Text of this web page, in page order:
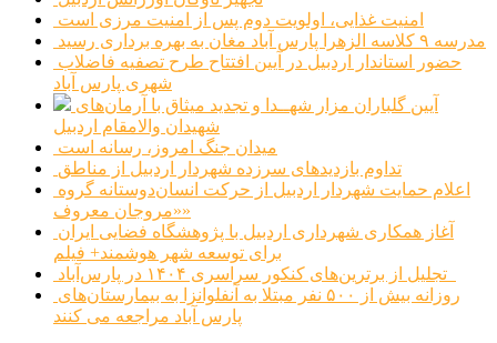
امنیت غذایی، اولویت دوم پس از امنیت مرزی است
مدرسه ۹ کلاسه الزهرا پارس آباد مغان به بهره برداری رسید
شهری پارس آباد
شهیدان والامقام اردبیل
میدان جنگ امروز، رسانه است
تداوم بازدیدهای سرزده شهردار اردبیل از مناطق
«مروجان معروف»
برای توسعه شهر هوشمند+ فیلم
پارس آباد مراجعه می کنند